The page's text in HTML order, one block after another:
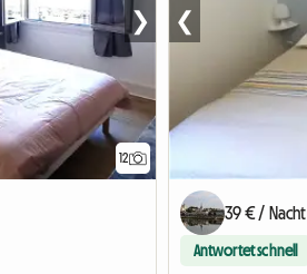
12
❯ ❮
39 € / Nacht
Antwortet schnell